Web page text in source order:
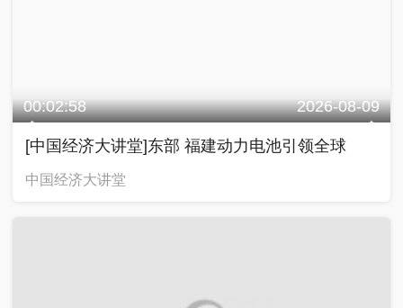
00:02:58 2026-08-09
[中国经济大讲堂]东部 福建动力电池引领全球
中国经济大讲堂